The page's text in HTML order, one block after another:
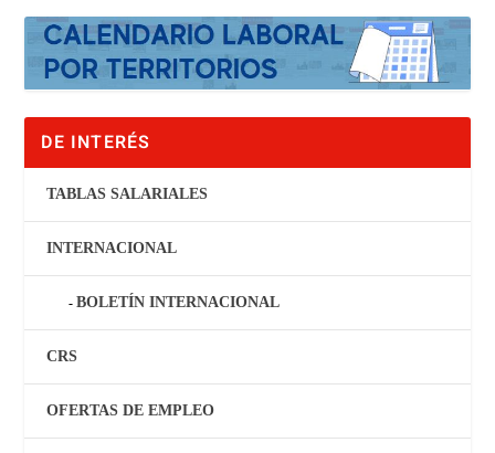
DE INTERÉS
TABLAS SALARIALES
INTERNACIONAL
BOLETÍN INTERNACIONAL
CRS
OFERTAS DE EMPLEO